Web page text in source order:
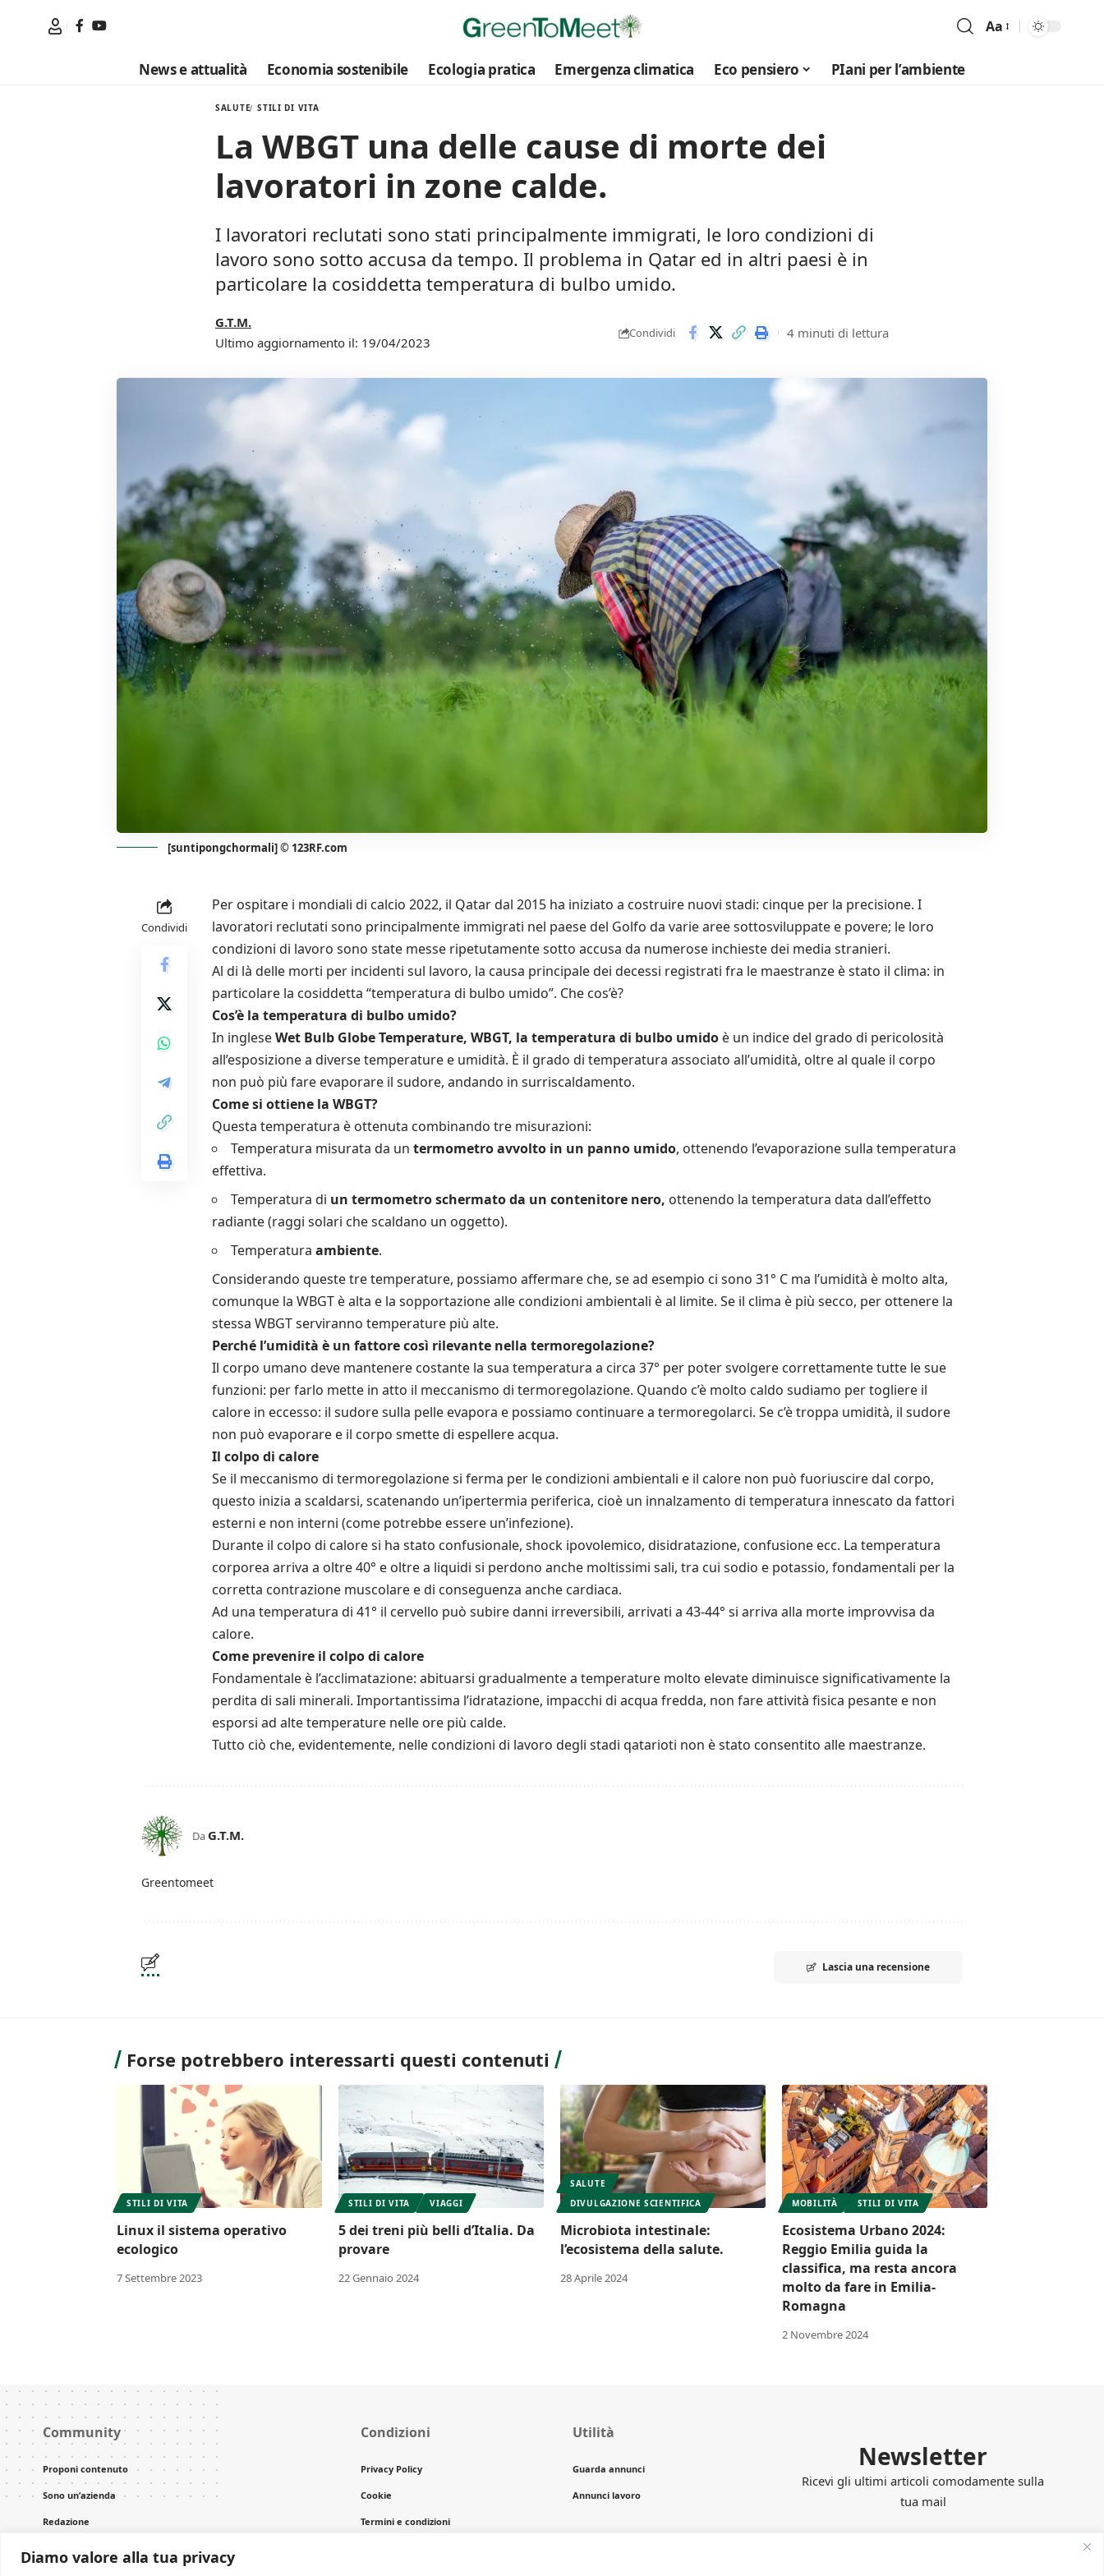
Diamo valore alla tua privacy
Font
Aa
News e attualità Economia sostenibile Ecologia pratica Emergenza climatica Eco pensiero PIani per l’ambiente
SALUTE STILI DI VITA
La WBGT una delle cause di morte dei
lavoratori in zone calde.
I lavoratori reclutati sono stati principalmente immigrati, le loro condizioni di
lavoro sono sotto accusa da tempo. Il problema in Qatar ed in altri paesi è in
particolare la cosiddetta temperatura di bulbo umido.
Ultimo aggiornamento il: 19/04/2023
G.T.M.
Condividi 4 minuti di lettura
[suntipongchormali] © 123RF.com
Condividi
Per ospitare i mondiali di calcio 2022, il Qatar dal 2015 ha iniziato a costruire nuovi stadi: cinque per la precisione. I
lavoratori reclutati sono principalmente immigrati nel paese del Golfo da varie aree sottosviluppate e povere; le loro
condizioni di lavoro sono state messe ripetutamente sotto accusa da numerose inchieste dei media stranieri.
Al di là delle morti per incidenti sul lavoro, la causa principale dei decessi registrati fra le maestranze è stato il clima: in
particolare la cosiddetta “temperatura di bulbo umido”. Che cos’è?
Cos’è la temperatura di bulbo umido?
In ingleseWet Bulb Globe Temperature, WBGT, la temperatura di bulbo umido è un indice del grado di pericolosità
all’esposizione a diverse temperature e umidità. È il grado di temperatura associato all’umidità, oltre al quale il corpo
non può più fare evaporare il sudore, andando in surriscaldamento.
Come si ottiene la WBGT?
Questa temperatura è ottenuta combinando tre misurazioni:
Temperatura misurata da un termometro avvolto in un panno umido, ottenendo l’evaporazione sulla temperatura
effettiva.
Temperatura di un termometro schermato da un contenitore nero, ottenendo la temperatura data dall’effetto
radiante (raggi solari che scaldano un oggetto).
Temperatura ambiente.
Considerando queste tre temperature, possiamo affermare che, se ad esempio ci sono 31° C ma l’umidità è molto alta,
comunque la WBGT è alta e la sopportazione alle condizioni ambientali è al limite. Se il clima è più secco, per ottenere la
stessa WBGT serviranno temperature più alte.
Perché l’umidità è un fattore così rilevante nella termoregolazione?
Il corpo umano deve mantenere costante la sua temperatura a circa 37° per poter svolgere correttamente tutte le sue
funzioni: per farlo mette in atto il meccanismo di termoregolazione. Quando c’è molto caldo sudiamo per togliere il
calore in eccesso: il sudore sulla pelle evapora e possiamo continuare a termoregolarci. Se c’è troppa umidità, il sudore
non può evaporare e il corpo smette di espellere acqua.
Il colpo di calore
Se il meccanismo di termoregolazione si ferma per le condizioni ambientali e il calore non può fuoriuscire dal corpo,
questo inizia a scaldarsi, scatenando un’ipertermia periferica, cioè un innalzamento di temperatura innescato da fattori
esterni e non interni (come potrebbe essere un’infezione).
Durante il colpo di calore si ha stato confusionale, shock ipovolemico, disidratazione, confusione ecc. La temperatura
corporea arriva a oltre 40° e oltre a liquidi si perdono anche moltissimi sali, tra cui sodio e potassio, fondamentali per la
corretta contrazione muscolare e di conseguenza anche cardiaca.
Ad una temperatura di 41° il cervello può subire danni irreversibili, arrivati a 43-44° si arriva alla morte improvvisa da
calore.
Come prevenire il colpo di calore
Fondamentale è l’acclimatazione: abituarsi gradualmente a temperature molto elevate diminuisce significativamente la
perdita di sali minerali. Importantissima l’idratazione, impacchi di acqua fredda, non fare attività fisica pesante e non
esporsi ad alte temperature nelle ore più calde.
Tutto ciò che, evidentemente, nelle condizioni di lavoro degli stadi qatarioti non è stato consentito alle maestranze.
Da G.T.M.
Greentomeet
Lascia una recensione
Forse potrebbero interessarti questi contenuti
STILI DI VITA
Linux il sistema operativo
ecologico
7 Settembre 2023
STILI DI VITA VIAGGI
5 dei treni più belli d’Italia. Da
provare
22 Gennaio 2024
SALUTE
DIVULGAZIONE SCIENTIFICA
Microbiota intestinale:
l’ecosistema della salute.
28 Aprile 2024
MOBILITÀ STILI DI VITA
Ecosistema Urbano 2024:
Reggio Emilia guida la
classifica, ma resta ancora
molto da fare in Emilia-
Romagna
2 Novembre 2024
Community
Proponi contenuto
Sono un’azienda
Redazione
Condizioni
Privacy Policy
Cookie
Termini e condizioni
Utilità
Guarda annunci
Annunci lavoro
Newsletter
Ricevi gli ultimi articoli comodamente sulla
tua mail